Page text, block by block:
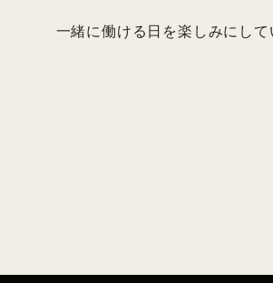
一緒に働ける日を楽しみにして